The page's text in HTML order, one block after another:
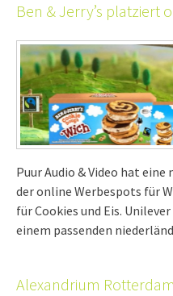
Ben & Jerry’s platziert
Puur Audio & Video hat
der online Werbespots für
für Cookies und Eis.
einem passenden
Alexandrium